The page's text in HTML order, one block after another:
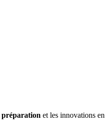
préparation et les innovations en